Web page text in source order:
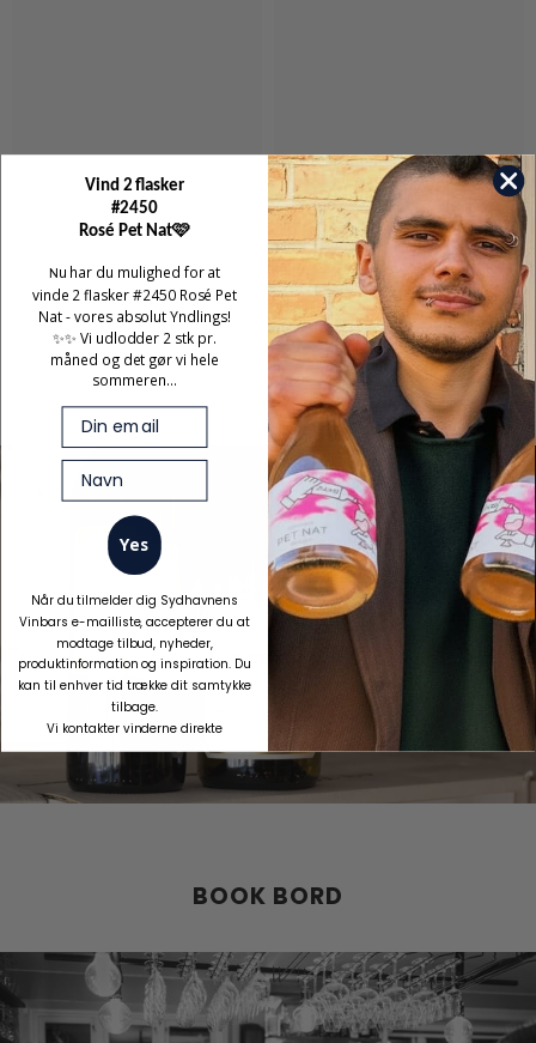
AUSTRALSK TOP VIN?
KØB NU
BOOK BORD
Vind 2 flasker
#2450
Rosé Pet Nat🩷
N u har du mulighed for at
vinde 2 flasker #2450 Rosé Pet
Nat - vores absolut Yndlings!
✨✨ Vi udlodder 2 stk pr.
måned og det gør vi hele
sommeren...
Email
First Name
Yes
Når du tilmelder dig Sydhavnens
Vinbars e-mailliste, accepterer du at
modtage tilbud, nyheder,
produktinformation og inspiration. Du
kan til enhver tid trække dit samtykke
tilbage.
Vi kontakter vinderne direkte